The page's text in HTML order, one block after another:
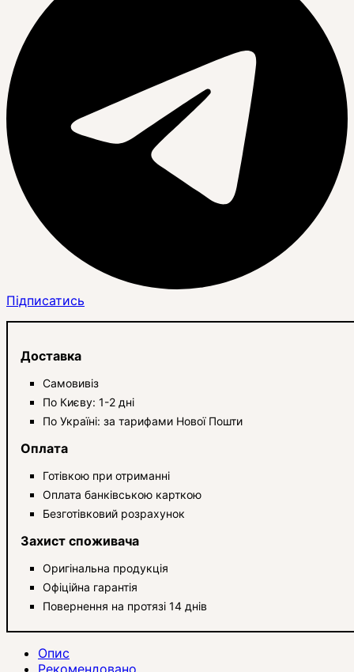
Підписатись
Доставка
Самовивіз
По Києву: 1-2 дні
По Україні: за тарифами Нової Пошти
Оплата
Готівкою при отриманні
Оплата банківською карткою
Безготівковий розрахунок
Захист споживача
Оригінальна продукція
Офіційна гарантія
Повернення на протязі 14 днів
Опис
Рекомендовано